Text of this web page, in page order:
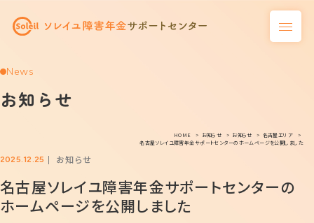
News
お知らせ
HOME お知らせ お知らせ
名古屋エリア
名古屋ソレイユ障害年金サポートセンターのホームページを公開しました
2025.12.25 お知らせ
名古屋ソレイユ障害年金サポートセンターの
ホームページを公開しました